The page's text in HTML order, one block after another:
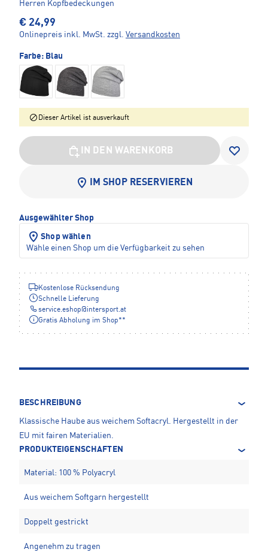
Herren Kopfbedeckungen
€ 24,99
Onlinepreis inkl. MwSt. zzgl. Versandkosten
Farbe: Blau
Dieser Artikel ist ausverkauft
IN DEN WARENKORB
IM SHOP RESERVIEREN
Ausgewählter Shop
Shop wählen
Wähle einen Shop um die Verfügbarkeit zu sehen
Kostenlose Rücksendung
Schnelle Lieferung
service.eshop@intersport.at
Gratis Abholung im Shop**
BESCHREIBUNG
Klassische Haube aus weichem Softacryl. Hergestellt in der
EU mit fairen Materialien.
PRODUKTEIGENSCHAFTEN
Material: 100 % Polyacryl
Aus weichem Softgarn hergestellt
Doppelt gestrickt
Angenehm zu tragen